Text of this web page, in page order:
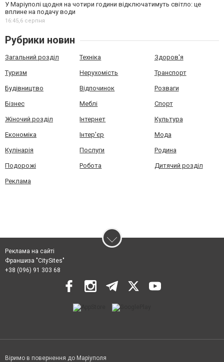
У Маріуполі щодня на чотири години відключатимуть світло: це
вплине на подачу води
16:45,6 серпня
Рубрики новин
Загальний розділ Техніка Здоров'я
Туризм Нерухомість Транспорт
Будівництво Відпочинок Розваги
Бізнес Меблі Спорт
Жіночий розділ Інтернет Культура
Економіка Інтер'єр Мода
Кулінарія Послуги Родина
Подорожі Робота Дитячий розділ
Реклама
Реклама на сайті
Франшиза "CitySites"
+38 (096) 91 303 68
Віримо в повернення до Маріуполя